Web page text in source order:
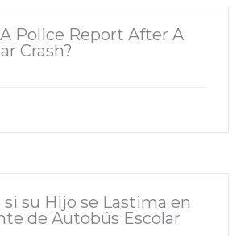
Police Report After A
Crash?
si su Hijo se Lastima en
de Autobús Escolar